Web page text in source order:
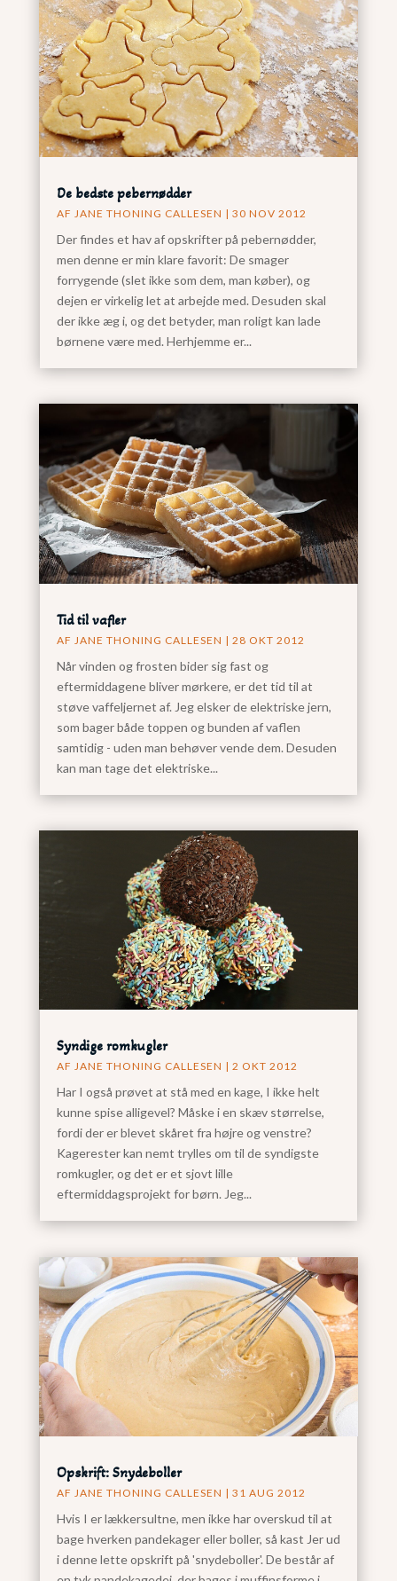
De bedste pebernødder
AF JANE THONING CALLESEN | 30 NOV 2012
Der findes et hav af opskrifter på pebernødder,
men denne er min klare favorit: De smager
forrygende (slet ikke som dem, man køber), og
dejen er virkelig let at arbejde med. Desuden skal
der ikke æg i, og det betyder, man roligt kan lade
børnene være med. Herhjemme er...
Tid til vafler
AF JANE THONING CALLESEN | 28 OKT 2012
Når vinden og frosten bider sig fast og
eftermiddagene bliver mørkere, er det tid til at
støve vaffeljernet af. Jeg elsker de elektriske jern,
som bager både toppen og bunden af vaflen
samtidig - uden man behøver vende dem. Desuden
kan man tage det elektriske...
Syndige romkugler
AF JANE THONING CALLESEN | 2 OKT 2012
Har I også prøvet at stå med en kage, I ikke helt
kunne spise alligevel? Måske i en skæv størrelse,
fordi der er blevet skåret fra højre og venstre?
Kagerester kan nemt trylles om til de syndigste
romkugler, og det er et sjovt lille
eftermiddagsprojekt for børn. Jeg...
Opskrift: Snydeboller
AF JANE THONING CALLESEN | 31 AUG 2012
Hvis I er lækkersultne, men ikke har overskud til at
bage hverken pandekager eller boller, så kast Jer ud
i denne lette opskrift på 'snydeboller'. De består af